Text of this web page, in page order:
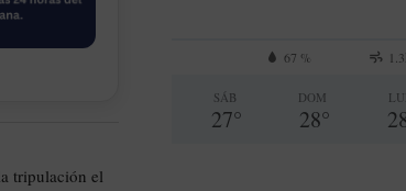
tripulación el
67 %
SÁB
27°
DOM
28°